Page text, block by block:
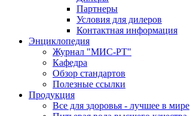
Партнеры
Условия для дилеров
Контактная информация
Энциклопедия
Журнал "МИС-РТ"
Кафедра
Обзор стандартов
Полезные ссылки
Продукция
Все для здоровья - лучшее в мире